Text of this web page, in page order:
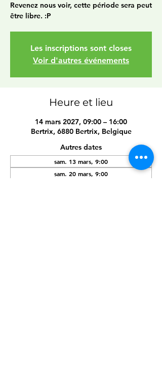
Revenez nous voir, cette période sera peut
être libre. :P
Les inscriptions sont closes
Voir d'autres événements
Heure et lieu
14 mars 2027, 09:00 – 16:00
Bertrix, 6880 Bertrix, Belgique
Autres dates
sam. 13 mars, 9:00
sam. 20 mars, 9:00